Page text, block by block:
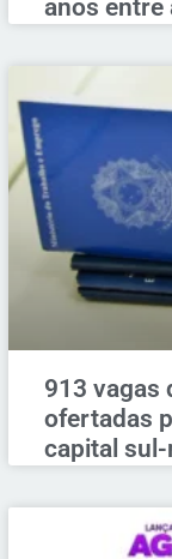
anos entre
913 vagas
ofertadas
capital